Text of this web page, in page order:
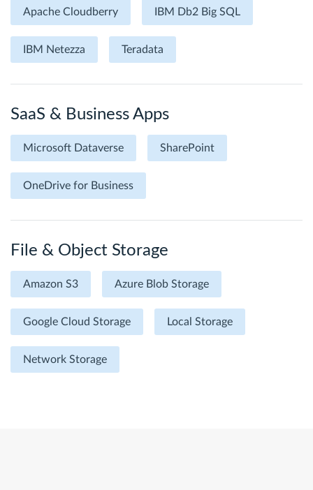
Apache Cloudberry IBM Db2 Big SQL
IBM Netezza Teradata
SaaS & Business Apps
Microsoft Dataverse SharePoint
OneDrive for Business
File & Object Storage
Amazon S3 Azure Blob Storage
Google Cloud Storage Local Storage
Network Storage